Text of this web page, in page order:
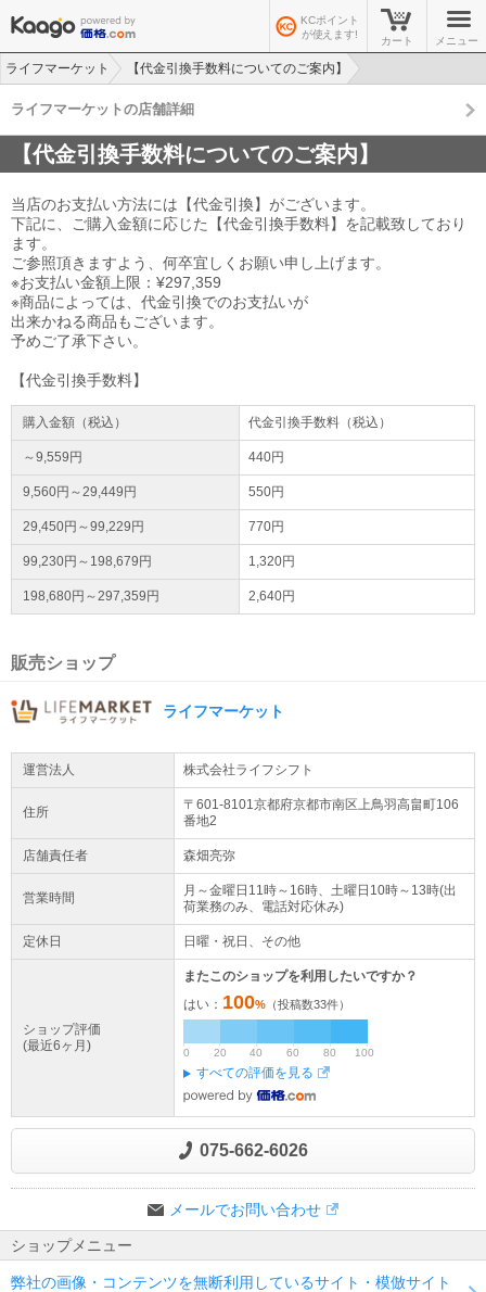
KCポイント
が使えます!
カート メニュー
ライフマーケット 【代金引換手数料についてのご案内】
ライフマーケットの店舗詳細
【代金引換手数料についてのご案内】
当店のお支払い方法には【代金引換】がございます。
下記に、ご購入金額に応じた【代金引換手数料】を記載致しており
ます。
ご参照頂きますよう、何卒宜しくお願い申し上げます。
※お支払い金額上限：¥297,359
※商品によっては、代金引換でのお支払いが
出来かねる商品もございます。
予めご了承下さい。
【代金引換手数料】
購入金額（税込） 代金引換手数料（税込）
～9,559円 440円
9,560円～29,449円 550円
29,450円～99,229円 770円
99,230円～198,679円 1,320円
198,680円～297,359円 2,640円
販売ショップ
ライフマーケット
運営法人 株式会社ライフシフト
住所 〒601-8101京都府京都市南区上鳥羽高畠町106
番地2
店舗責任者 森畑亮弥
営業時間
月～金曜日11時～16時、土曜日10時～13時(出
荷業務のみ、電話対応休み)
定休日 日曜・祝日、その他
ショップ評価
(最近6ヶ月)
またこのショップを利用したいですか？
はい： 100% （投稿数33件）
0 20 40 60 80 100
すべての評価を見る
075-662-6026
メールでお問い合わせ
ショップメニュー
弊社の画像・コンテンツを無断利用しているサイト・模倣サイト